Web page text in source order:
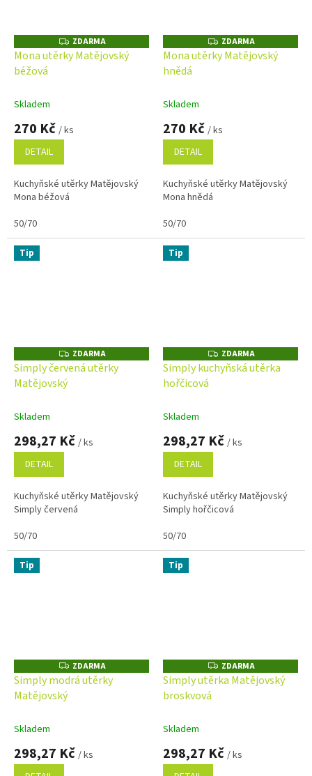
Z
D
A
ZDARMA
Mona utěrky Matějovský
béžová
Skladem
270 Kč / ks
DETAIL
Kuchyňské utěrky Matějovský
Mona béžová
50/70
Z
D
A
ZDARMA
Mona utěrky Matějovský
hnědá
Skladem
270 Kč / ks
DETAIL
Kuchyňské utěrky Matějovský
Mona hnědá
50/70
Tip
Z
D
A
ZDARMA
Simply červená utěrky
Matějovský
Skladem
298,27 Kč / ks
DETAIL
Kuchyňské utěrky Matějovský
Simply červená
50/70
Tip
Z
D
A
ZDARMA
Simply kuchyňská utěrka
hořčicová
Skladem
298,27 Kč / ks
DETAIL
Kuchyňské utěrky Matějovský
Simply hořčicová
50/70
Tip
Z
D
A
ZDARMA
Simply modrá utěrky
Matějovský
Skladem
298,27 Kč / ks
Tip
Z
D
A
ZDARMA
Simply utěrka Matějovský
broskvová
Skladem
298,27 Kč / ks